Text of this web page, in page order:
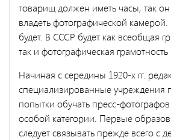
товарищ должен иметь часы, так
владеть фотографической
будет. В СССР будет как всеобщая
так и фотографическая грамотность
Начиная с середины 1920-х гг.
специализированные учреждения
попытки обучать пресс-
особой категории. Первые
следует связывать прежде всего с